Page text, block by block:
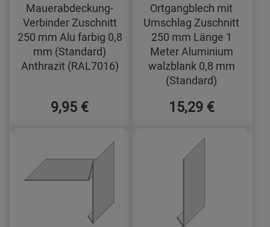
Mauerabdeckung-
Verbinder Zuschnitt
250 mm Alu farbig 0,8
mm (Standard)
Anthrazit (RAL7016)
9,95 €
Ortgangblech mit
Umschlag Zuschnitt
250 mm Länge 1
Meter Aluminium
walzblank 0,8 mm
(Standard)
15,29 €